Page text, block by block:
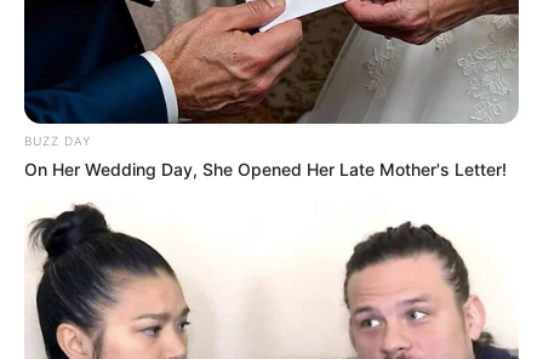
BUZZ DAY
On Her Wedding Day, She Opened Her Late Mother's Letter!